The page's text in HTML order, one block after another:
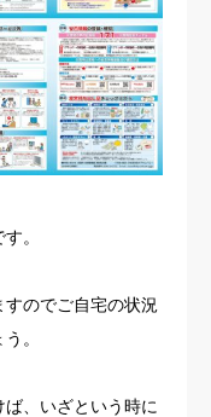
。
のでご自宅の状況
。
、いざという時に